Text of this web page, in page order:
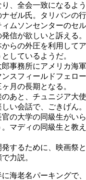
、全会一致になるよう
ゼル氏。タリバンの
ムソンセンターのセ
信が欲しいと訴える
らの外圧を利用して
しているようだ。
事務所にアメリカ海
スフィールドフェロ
月の長期となる。
あと、チュニジア大
しい会話で、ごきげん
の大学の同級生がい
マディの同級生と教
するために、映画祭
力説。
海老名パーキングで